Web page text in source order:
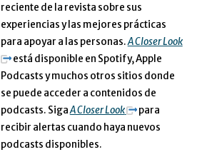
reciente de la revista sobre sus
experiencias y las mejores prácticas
para apoyar a las personas.A Closer Look
está disponible en Spotify, Apple
Podcasts y muchos otros sitios donde
se puede acceder a contenidos de
podcasts. SigaA Closer Look
para
recibir alertas cuando haya nuevos
podcasts disponibles.